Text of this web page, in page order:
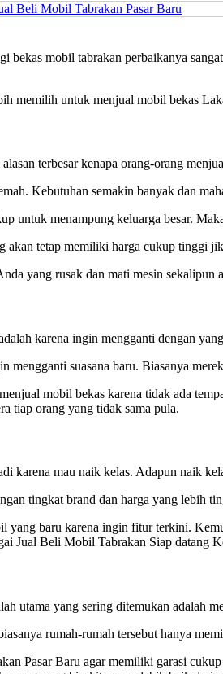
bekas mobil tabrakan perbaikanya
memilih untuk menjual mobil bekas
terbesar kenapa orang-orang
Kebutuhan semakin banyak dan
untuk menampung keluarga besar.
akan tetap memiliki harga cukup tinggi
yang rusak dan mati mesin
karena ingin mengganti dengan
mengganti suasana baru. Biasanya
mobil bekas karena tidak ada
tiap orang yang tidak sama pula.
karena mau naik kelas. Adapun naik
tingkat brand dan harga yang lebih
yang baru karena ingin fitur terkini.
Jual Beli Mobil Tabrakan Siap datang
utama yang sering ditemukan adalah
rumah-rumah tersebut hanya
Pasar Baru agar memiliki garasi